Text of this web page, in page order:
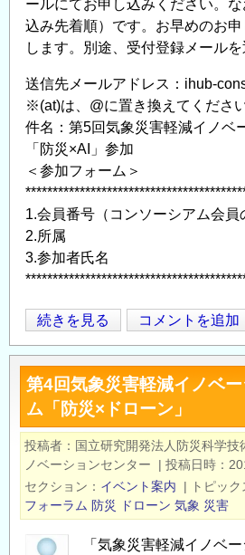
ールにてお申し込みください。
込み先着順）です。お早めのお
します。別途、受付登録メールを
送信先メールアドレス：ihub-
※(at)は、@に置き換えてください
件名：第5回気象災害軽減イノベ
「防災×AI」参加
＜参加フォーム＞
1.会員番号（コンソーシアム会員
2.所属
3.参加者氏名
第
5
回
気
象
災
害
軽
減
イ
ノ
続きを見る コメントを追加
第4回気象災害軽減イノベ
ム「防災×ドローン」
投稿者
国立研究開発法人防災科学技
ノベーションセンター
| 投稿日時
セクション
イベント案内 | トピック
フォーラム 防災 ドローン 気象 災害
「気象災害軽減イノベ